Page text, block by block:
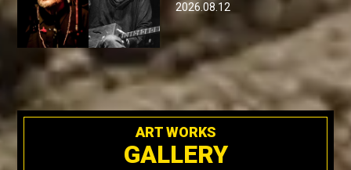
2026.08.12
ART WORKS
GALLERY